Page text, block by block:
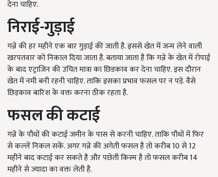
देना चाहिए.
निराई-गुड़ाई
गन्ने की हर महीने एक बार गुड़ाई की जाती है. इससे खेत में जन्म लेने वाली
खरपतवार को निकाल दिया जाता है. बताया जाता है कि गन्ने के खेत में रोपाई
के बाद एट्राजिन की उचित मात्रा का छिडकाव कर देना चाहिए. इस दौरान
खेत में नमी बनी रहनी चाहिए. ताकि इसका प्रभाव फसल पर न पड़े. वैसे
छिड़काव बारिश के वक्त करना ठीक रहता है.
फसल की कटाई
गन्ने के पौधों की कटाई जमीन के पास से करनी चाहिए. ताकि पौधों में फिर
से कल्लें निकल सकें. अगर गन्ने की अगेती फसल है तो करीब 10 से 12
महीने बाद कटाई कर सकते है और पछेती किस्म है तो फसल करीब 14
महीने से ज्यादा का वक्त लेती है.